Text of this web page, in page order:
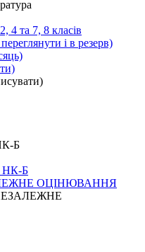
4 та 7, 8 класів
і в резерв)
Б
НК-Б
ОЦІНЮВАННЯ